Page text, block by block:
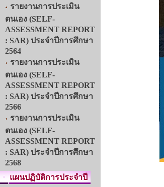
รายงานการประเมิน
ตนเอง (SELF-
ASSESSMENT REPORT
: SAR) ประจำปีการศึกษา
2564
รายงานการประเมิน
ตนเอง (SELF-
ASSESSMENT REPORT
: SAR) ประจำปีการศึกษา
2566
รายงานการประเมิน
ตนเอง (SELF-
ASSESSMENT REPORT
: SAR) ประจำปีการศึกษา
2568
แผนปฏิบัติการประจำปี